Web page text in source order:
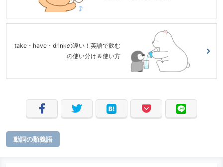
take・have・drinkの違い！英語で飲む
の使い分け＆使い方
動詞の類義語